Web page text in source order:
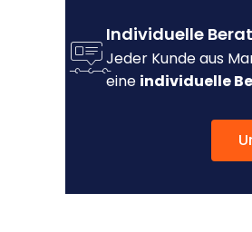
Individuelle
Jeder Kunde aus
eine individuelle